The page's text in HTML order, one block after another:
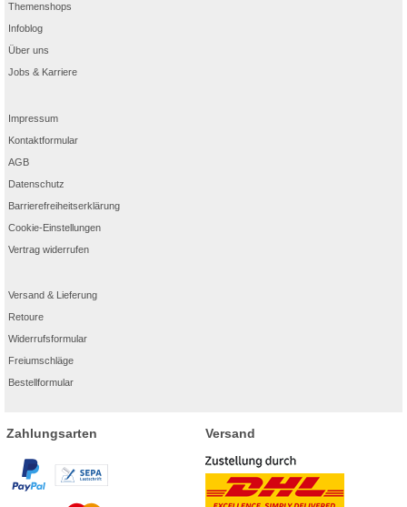
Themenshops
Infoblog
Über uns
Jobs & Karriere
Impressum
Kontaktformular
AGB
Datenschutz
Barrierefreiheitserklärung
Cookie-Einstellungen
Vertrag widerrufen
Versand & Lieferung
Retoure
Widerrufsformular
Freiumschläge
Bestellformular
Zahlungsarten Versand